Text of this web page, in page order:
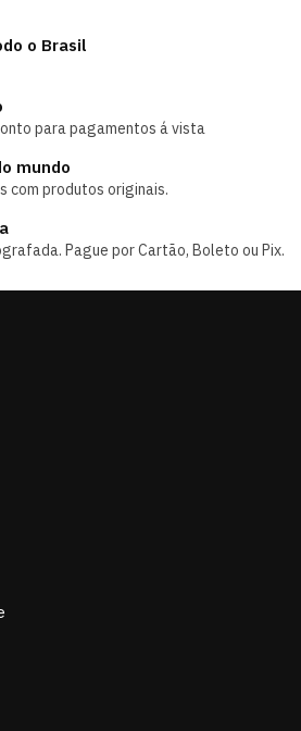
o Brasil
para pagamentos á vista
mundo
com produtos originais.
Pague por Cartão, Boleto ou Pix.